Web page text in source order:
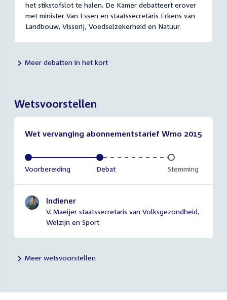
het stikstofslot te halen. De Kamer debatteert erover
met minister Van Essen en staatssecretaris Erkens van
Landbouw, Visserij, Voedselzekerheid en Natuur.
Meer debatten in het kort
Wetsvoorstellen
Wet vervanging abonnementstarief Wmo 2015
Voltooid:
Voorbereiding Voltooid:
Debat Onvoltooid:
Stemming
Indiener
V. Maeijer staatssecretaris van Volksgezondheid,
Welzijn en Sport
Meer wetsvoorstellen